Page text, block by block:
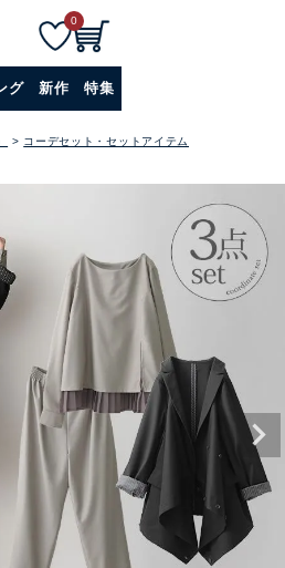
詳細検索
0
グ 新作 特集
コーデセット・セットアイテム